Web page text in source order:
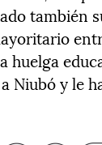
también
Niubó y le